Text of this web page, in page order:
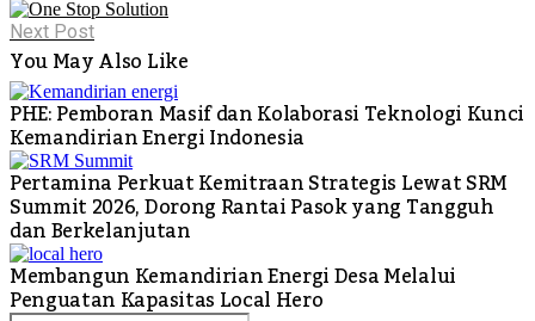
Next Post
You May Also Like
PHE: Pemboran Masif dan Kolaborasi Teknologi Kunci
Kemandirian Energi Indonesia
Pertamina Perkuat Kemitraan Strategis Lewat SRM
Summit 2026, Dorong Rantai Pasok yang Tangguh
dan Berkelanjutan
Membangun Kemandirian Energi Desa Melalui
Penguatan Kapasitas Local Hero